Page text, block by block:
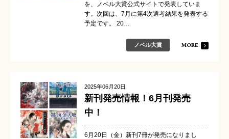
を、ノベル大賞公式サイトで発表していま
す。次回は、7月に第4次選考結果を発表する
予定です。 20…
ノベル大賞 MORE
2025年06月20日
新刊発売情報！6月刊発売
中！
6月20日（金）新刊7冊が発売になりまし